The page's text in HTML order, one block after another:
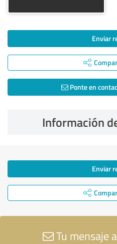
Enviar
Ponte en
Información
Enviar
Tu mensaje